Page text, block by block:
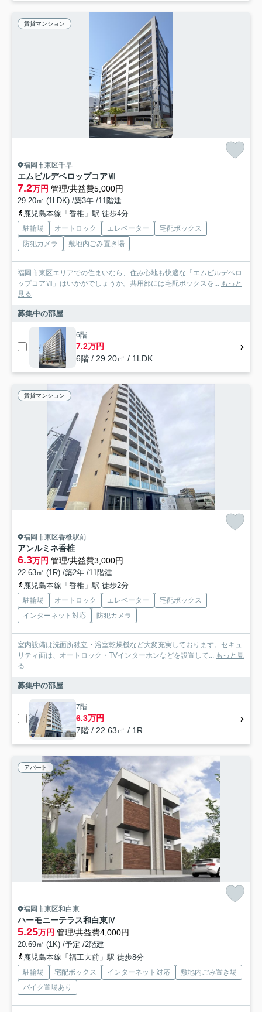
賃貸マンション
福岡市東区千早
エムビルデベロップコアⅦ
7.2万円 管理/共益費5,000円
29.20㎡ (1LDK) /築3年 /11階建
鹿児島本線「香椎」駅 徒歩4分
駐輪場 オートロック エレベーター
宅配ボックス
防犯カメラ
敷地内ごみ置き場
福岡市東区エリアでの住まいなら、住み心地も快適な「エムビルデベロ
ップコアⅦ」はいかがでしょうか。共用部には宅配ボックスを...
もっと
見る
募集中の部屋
6階
7.2万円
6階 / 29.20㎡ / 1LDK
賃貸マンション
福岡市東区香椎駅前
アンルミネ香椎
6.3万円 管理/共益費3,000円
22.63㎡ (1R) /築2年 /11階建
鹿児島本線「香椎」駅 徒歩2分
駐輪場 オートロック エレベーター
宅配ボックス
インターネット対応
防犯カメラ
室内設備は洗面所独立・浴室乾燥機など大変充実しております。セキュ
リティ面は、オートロック・TVインターホンなどを設置して...
もっと見
る
募集中の部屋
7階
6.3万円
7階 / 22.63㎡ / 1R
アパート
福岡市東区和白東
ハーモニーテラス和白東Ⅳ
5.25万円 管理/共益費4,000円
20.69㎡ (1K) /予定 /2階建
鹿児島本線「福工大前」駅 徒歩8分
駐輪場 宅配ボックス インターネット対応
敷地内ごみ置き場
バイク置場あり